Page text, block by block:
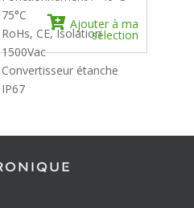
75°C
RoHs, CE, Isolation
1500Vac
Convertisseur étanche
IP67
Ajouter à ma
sélection